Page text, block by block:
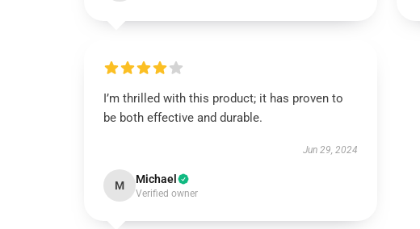
I’m thrilled with this product; it has proven to
be both effective and durable.
Jun 29, 2024
M Michael
Verified owner